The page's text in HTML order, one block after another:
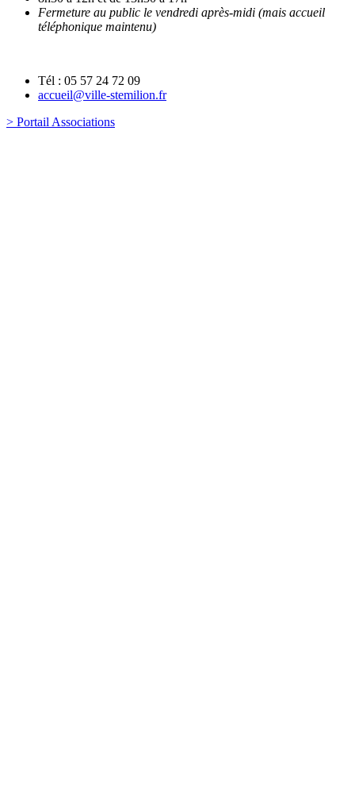
Fermeture au public le vendredi après-midi (mais accueil
téléphonique maintenu)
Tél : 05 57 24 72 09
accueil@ville-stemilion.fr
> Portail Associations